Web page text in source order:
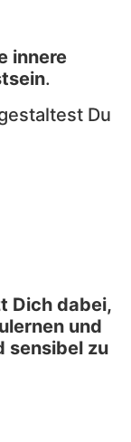
innere
.
Du
Dich dabei,
und
sensibel zu